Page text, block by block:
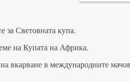
за Световната купа.
на Купата на Африка.
вкарване в международните